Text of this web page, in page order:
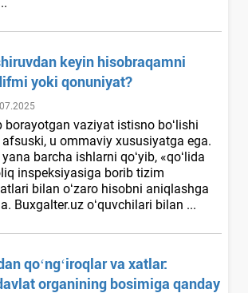
keyin hisobraqamni
yoki qonuniyat?
borayotgan vaziyat istisno boʻlishi
afsuski, u ommaviy хususiyatga ega.
barcha ishlarni qoʻyib, «qoʻlida
inspeksiyasiga borib tizim
bilan oʻzaro hisobni aniqlashga
Buxgalter.uz oʻquvchilari bilan ...
qoʻngʻiroqlar va хatlar:
organining bosimiga qanday